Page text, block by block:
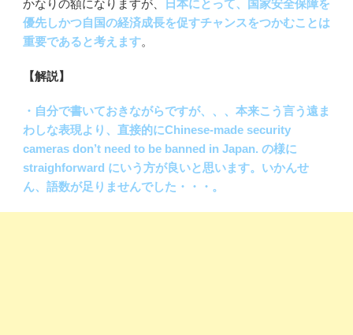
かなりの額になりますが、
日本にとって、国家安全保障を
優先しかつ自国の経済成長を促すチャンスをつかむことは
重要であると考えます。
【解説】
・自分で書いておきながらですが、、、本来こう言う遠ま
わしな表現より、直接的にChinese-made security
cameras don’t need to be banned in Japan. の様に
straighforward にいう方が良いと思います。いかんせ
ん、語数が足りませんでした・・・。